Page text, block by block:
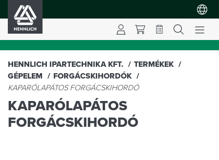
HENNLICH IPARTECHNIKA KFT.
TERMÉKEK
GÉPELEM
FORGÁCSKIHORDÓK
KAPARÓLAPÁTOS FORGÁCSKIHORDÓ
KAPARÓLAPÁTOS
FORGÁCSKIHORDÓ